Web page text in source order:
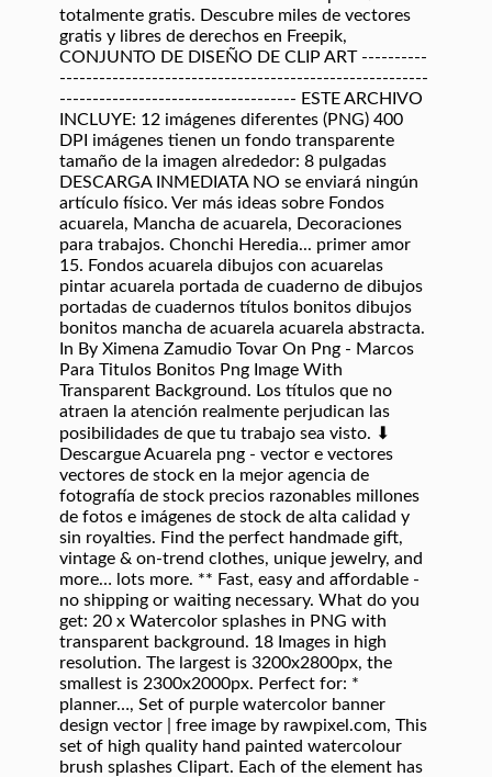
totalmente gratis. Descubre miles de vectores
gratis y libres de derechos en Freepik,
CONJUNTO DE DISEÑO DE CLIP ART ----------
--------------------------------------------------------
------------------------------------ ESTE ARCHIVO
INCLUYE: 12 imágenes diferentes (PNG) 400
DPI imágenes tienen un fondo transparente
tamaño de la imagen alrededor: 8 pulgadas
DESCARGA INMEDIATA NO se enviará ningún
artículo físico. Ver más ideas sobre Fondos
acuarela, Mancha de acuarela, Decoraciones
para trabajos. Chonchi Heredia... primer amor
15. Fondos acuarela dibujos con acuarelas
pintar acuarela portada de cuaderno de dibujos
portadas de cuadernos títulos bonitos dibujos
bonitos mancha de acuarela acuarela abstracta.
In By Ximena Zamudio Tovar On Png - Marcos
Para Titulos Bonitos Png Image With
Transparent Background. Los títulos que no
atraen la atención realmente perjudican las
posibilidades de que tu trabajo sea visto. ⬇
Descargue Acuarela png - vector e vectores
vectores de stock en la mejor agencia de
fotografía de stock precios razonables millones
de fotos e imágenes de stock de alta calidad y
sin royalties. Find the perfect handmade gift,
vintage & on-trend clothes, unique jewelry, and
more… lots more. ** Fast, easy and affordable -
no shipping or waiting necessary. What do you
get: 20 x Watercolor splashes in PNG with
transparent background. 18 Images in high
resolution. The largest is 3200x2800px, the
smallest is 2300x2000px. Perfect for: *
planner…, Set of purple watercolor banner
design vector | free image by rawpixel.com, This
set of high quality hand painted watercolour
brush splashes Clipart. Each of the element has